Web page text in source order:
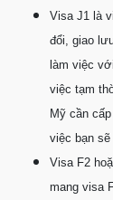
Visa J1 là
đổi, giao
làm việc
việc tạm
Mỹ cần
việc bạn
Visa F2
mang visa